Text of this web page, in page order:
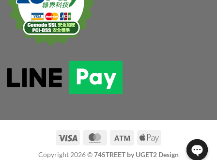
Copyright 2026 ©74STREET by UGET2 Design